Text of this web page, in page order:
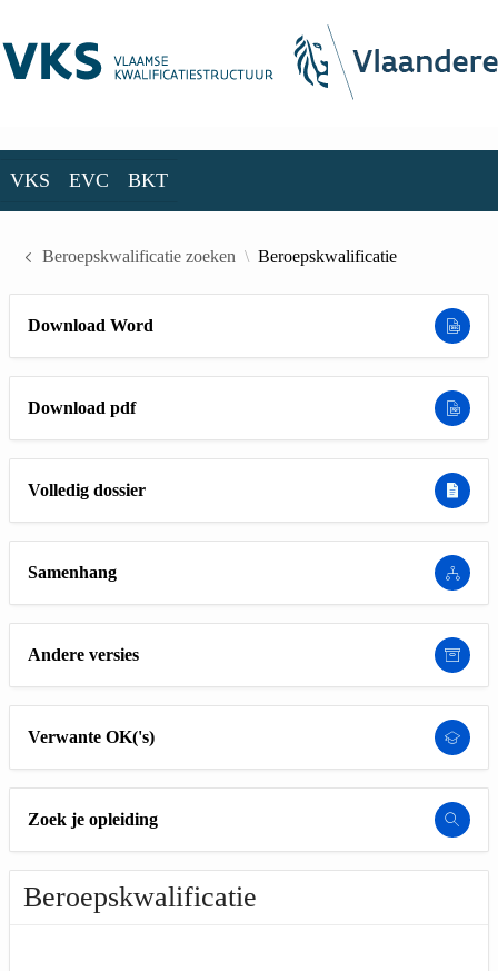
VKS EVC BKT
Beroepskwalificatie zoeken Beroepskwalificatie
Download Word
Download pdf
Volledig dossier
Samenhang
Andere versies
Verwante OK('s)
Zoek je opleiding
Beroepskwalificatie